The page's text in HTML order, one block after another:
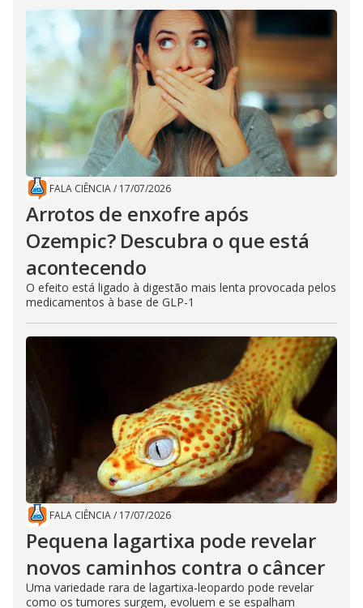
FALA CIÊNCIA/ 17/07/2026
Arrotos de enxofre após
Ozempic? Descubra o que está
acontecendo
O efeito está ligado à digestão mais lenta provocada pelos
medicamentos à base de GLP-1
FALA CIÊNCIA/ 17/07/2026
Pequena lagartixa pode revelar
novos caminhos contra o câncer
Uma variedade rara de lagartixa-leopardo pode revelar
como os tumores surgem, evoluem e se espalham